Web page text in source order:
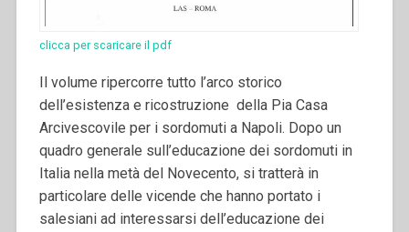
clicca per scaricare il pdf
Il volume ripercorre tutto l’arco storico
dell’esistenza e ricostruzione della Pia Casa
Arcivescovile per i sordomuti a Napoli. Dopo un
quadro generale sull’educazione dei sordomuti in
Italia nella metà del Novecento, si tratterà in
particolare delle vicende che hanno portato i
salesiani ad interessarsi dell’educazione dei